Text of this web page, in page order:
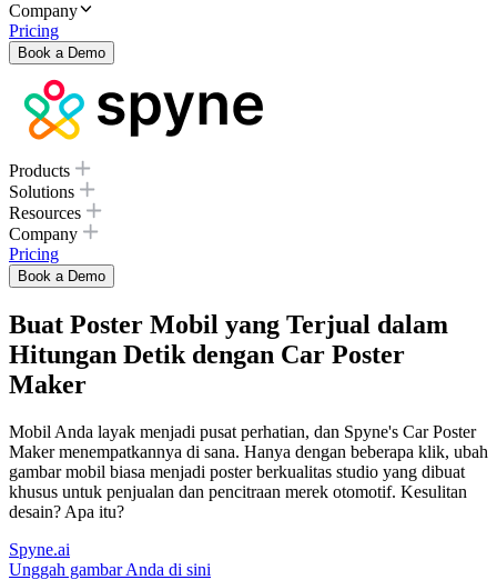
Company
Pricing
Book a Demo
Products
Solutions
Resources
Company
Pricing
Book a Demo
Buat Poster Mobil yang Terjual dalam
Hitungan Detik dengan Car Poster
Maker
Mobil Anda layak menjadi pusat perhatian, dan Spyne's Car Poster
Maker menempatkannya di sana. Hanya dengan beberapa klik, ubah
gambar mobil biasa menjadi poster berkualitas studio yang dibuat
khusus untuk penjualan dan pencitraan merek otomotif. Kesulitan
desain? Apa itu?
Spyne.ai
Unggah gambar Anda di sini